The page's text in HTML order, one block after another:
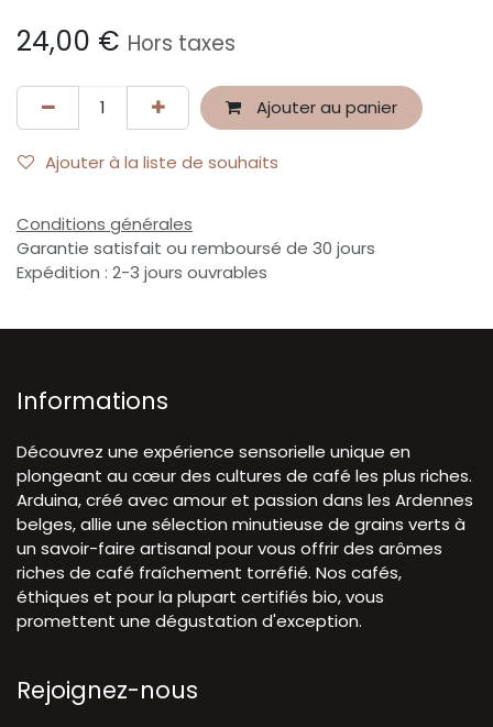
24,00 € Hors taxes
Ajouter au panier
Ajouter à la liste de souhaits
Conditions générales
Garantie satisfait ou remboursé de 30 jours
Expédition : 2-3 jours ouvrables
Informations
Découvrez une expérience sensorielle unique en
plongeant au cœur des cultures de café les plus riches.
Arduina, créé avec amour et passion dans les Ardennes
belges, allie une sélection minutieuse de grains verts à
un savoir-faire artisanal pour vous offrir des arômes
riches de café fraîchement torréfié. Nos cafés,
éthiques et pour la plupart certifiés bio, vous
promettent une dégustation d'exception.
Rejoignez-nous